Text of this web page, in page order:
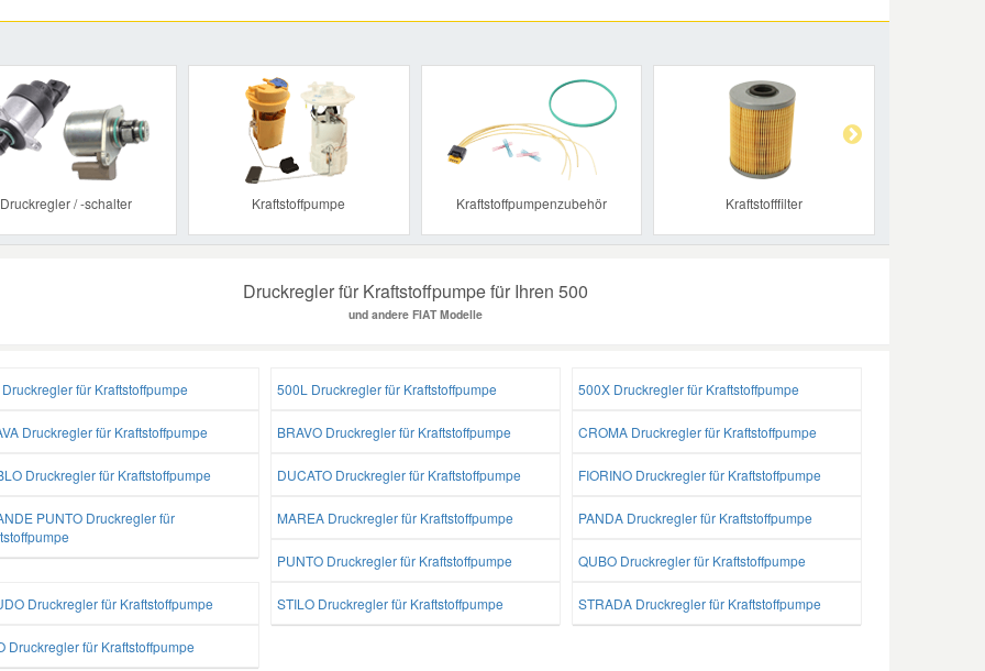
Druckregler / -schalter Kraftstoffpumpe Kraftstoffpumpenzubehör Kraftstofffilter
Previous
Druckregler für Kraftstoffpumpe für Ihren 500
und andere FIAT Modelle
für Kraftstoffpumpe 500L Druckregler für Kraftstoffpumpe 500X Druckregler für Kraftstoffpumpe
Druckregler für Kraftstoffpumpe BRAVO Druckregler für Kraftstoffpumpe CROMA Druckregler für Kraftstoffpumpe
Druckregler für Kraftstoffpumpe DUCATO Druckregler für Kraftstoffpumpe FIORINO Druckregler für Kraftstoffpumpe
PUNTO Druckregler für
MAREA Druckregler für Kraftstoffpumpe PANDA Druckregler für Kraftstoffpumpe
PUNTO Druckregler für Kraftstoffpumpe QUBO Druckregler für Kraftstoffpumpe
Druckregler für Kraftstoffpumpe STILO Druckregler für Kraftstoffpumpe STRADA Druckregler für Kraftstoffpumpe
Druckregler für Kraftstoffpumpe